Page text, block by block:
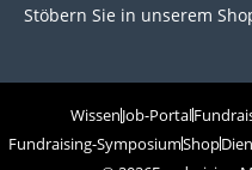
Stöbern Sie in unserem
WissenJob-Portal
Fundraising-SymposiumShop